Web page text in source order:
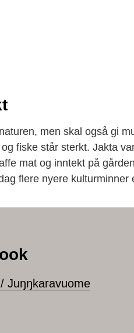
men skal også gi
fiske står sterkt. Jakta
mat og inntekt på
flere nyere
Juŋŋkaravuome